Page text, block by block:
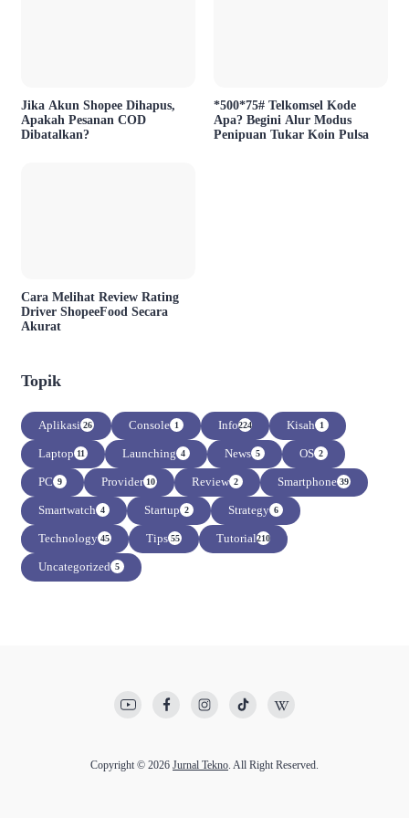
Jika Akun Shopee Dihapus,
Apakah Pesanan COD
Dibatalkan?
*500*75# Telkomsel Kode
Apa? Begini Alur Modus
Penipuan Tukar Koin Pulsa
Cara Melihat Review Rating
Driver ShopeeFood Secara
Akurat
Topik
Aplikasi 26 Console 1 Info224 Kisah 1
Laptop 11 Launching 4 News 5 OS 2
PC 9 Provider 10 Review 2 Smartphone 39
Smartwatch 4 Startup 2 Strategy 6
Technology 45 Tips 55 Tutorial210
Uncategorized 5
Copyright © 2026 Jurnal Tekno. All Right Reserved.